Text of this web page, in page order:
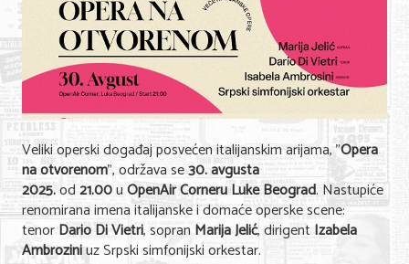
Veliki operski događaj posvećen italijanskim arijama, "Opera
na otvorenom", održava se30. avgusta
2025.od21.00uOpenAir Corneru Luke Beograd. Nastupiće
renomirana imena italijanske i domaće operske scene:
tenorDario Di Vietri, sopran Marija Jelić, dirigent Izabela
Ambroziniuz Srpski simfonijski orkestar.